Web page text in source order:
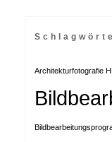
Architekturfotografie